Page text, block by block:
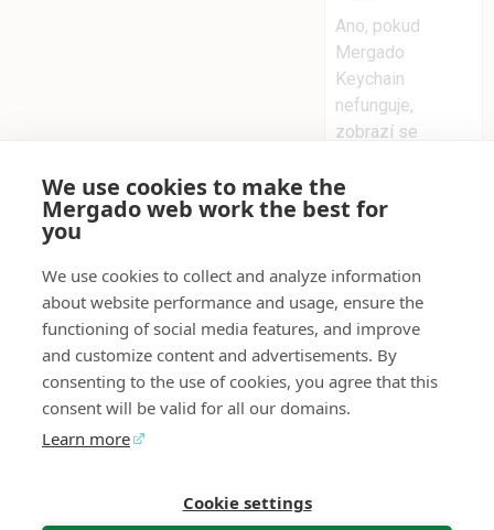
Audit Kontakt
Ano, pokud
Mergado
Keychain
nefunguje,
zobrazí se
Mergadu.
když se data
nepropisují
nebo spojení
nefunguje?
V případě potíží s
We use cookies to make the
Mergado web work the best for
you
We use cookies to collect and analyze information
about website performance and usage, ensure the
functioning of social media features, and improve
and customize content and advertisements. By
consenting to the use of cookies, you agree that this
consent will be valid for all our domains.
Learn more
Cookie settings